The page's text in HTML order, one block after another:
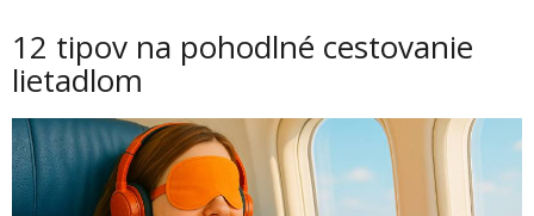
12 tipov na pohodlné cestovanie
lietadlom